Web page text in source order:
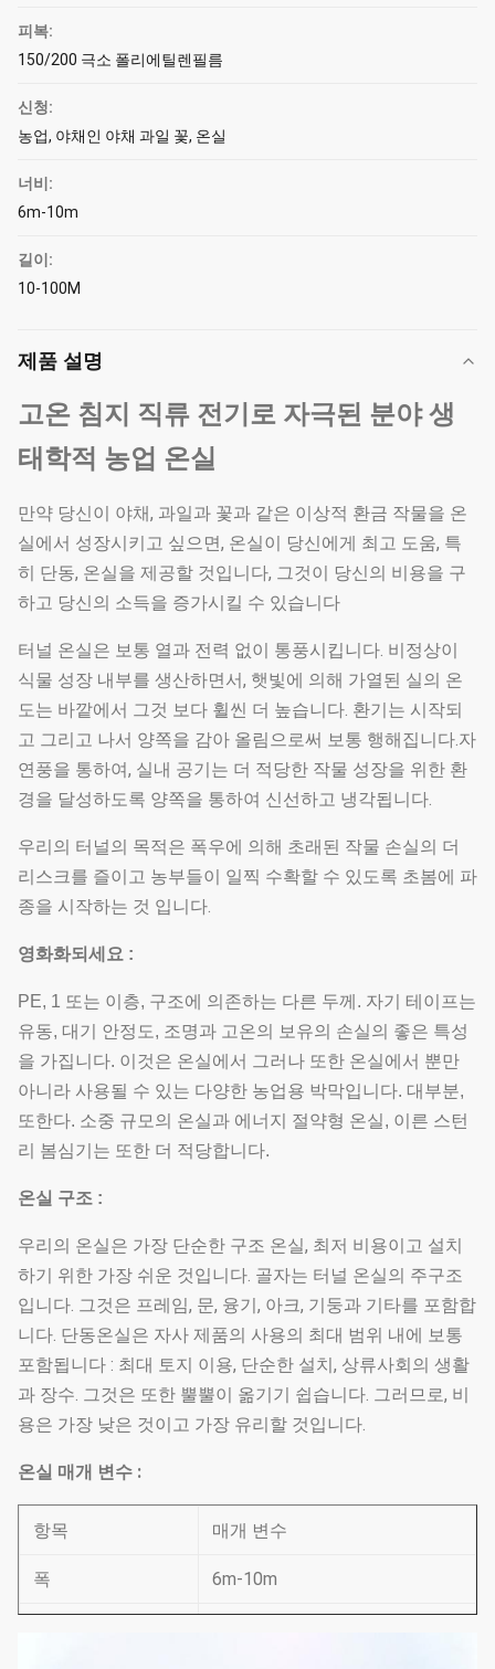
피복:
150/200 극소 폴리에틸렌필름
신청:
농업, 야채인 야채 과일 꽃, 온실
너비:
6m-10m
길이:
10-100M
제품 설명
고온 침지 직류 전기로 자극된 분야 생
태학적 농업 온실
만약 당신이 야채, 과일과 꽃과 같은 이상적 환금 작물을 온
실에서 성장시키고 싶으면, 온실이 당신에게 최고 도움, 특
히 단동, 온실을 제공할 것입니다, 그것이 당신의 비용을 구
하고 당신의 소득을 증가시킬 수 있습니다
터널 온실은 보통 열과 전력 없이 통풍시킵니다. 비정상이
식물 성장 내부를 생산하면서, 햇빛에 의해 가열된 실의 온
도는 바깥에서 그것 보다 휠씬 더 높습니다. 환기는 시작되
고 그리고 나서 양쪽을 감아 올림으로써 보통 행해집니다.자
연풍을 통하여, 실내 공기는 더 적당한 작물 성장을 위한 환
경을 달성하도록 양쪽을 통하여 신선하고 냉각됩니다.
우리의 터널의 목적은 폭우에 의해 초래된 작물 손실의 더
리스크를 즐이고 농부들이 일찍 수확할 수 있도록 초봄에 파
종을 시작하는 것 입니다.
영화화되세요 :
PE, 1 또는 이층, 구조에 의존하는 다른 두께. 자기 테이프는
유동, 대기 안정도, 조명과 고온의 보유의 손실의 좋은 특성
을 가집니다. 이것은 온실에서 그러나 또한 온실에서 뿐만
아니라 사용될 수 있는 다양한 농업용 박막입니다. 대부분,
또한다. 소중 규모의 온실과 에너지 절약형 온실, 이른 스턴
리 봄심기는 또한 더 적당합니다.
온실 구조 :
우리의 온실은 가장 단순한 구조 온실, 최저 비용이고 설치
하기 위한 가장 쉬운 것입니다. 골자는 터널 온실의 주구조
입니다. 그것은 프레임, 문, 융기, 아크, 기둥과 기타를 포함합
니다. 단동온실은 자사 제품의 사용의 최대 범위 내에 보통
포함됩니다 : 최대 토지 이용, 단순한 설치, 상류사회의 생활
과 장수. 그것은 또한 뿔뿔이 옮기기 쉽습니다. 그러므로, 비
용은 가장 낮은 것이고 가장 유리할 것입니다.
온실 매개 변수 :
항목 매개 변수
폭 6m-10m